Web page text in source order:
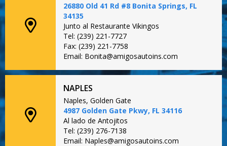
26880 Old 41 Rd #8 Bonita Springs, FL
34135
Junto al Restaurante Vikingos
Tel: (239) 221-7727
Fax: (239) 221-7758
Email: Bonita@amigosautoins.com
NAPLES
Naples, Golden Gate
4987 Golden Gate Pkwy, FL 34116
Al lado de Antojitos
Tel: (239) 276-7138
Email: Naples@amigosautoins.com